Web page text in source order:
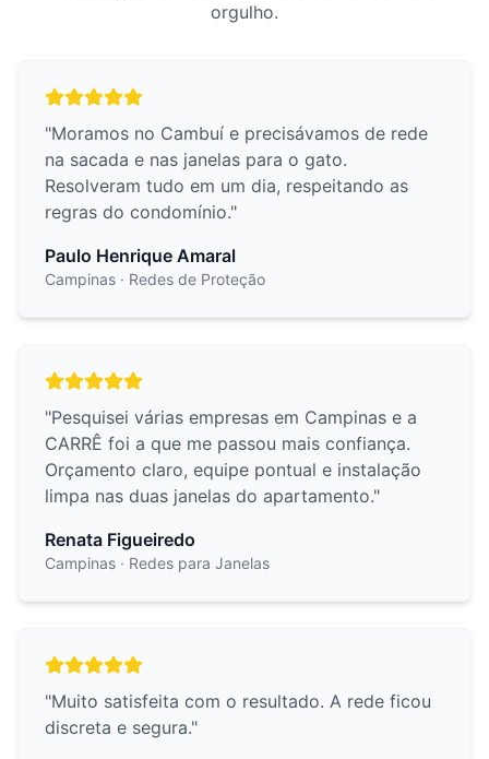
orgulho.
"Moramos no Cambuí e precisávamos de rede
na sacada e nas janelas para o gato.
Resolveram tudo em um dia, respeitando as
regras do condomínio."
Paulo Henrique Amaral
Campinas · Redes de Proteção
"Pesquisei várias empresas em Campinas e a
CARRÊ foi a que me passou mais confiança.
Orçamento claro, equipe pontual e instalação
limpa nas duas janelas do apartamento."
Renata Figueiredo
Campinas · Redes para Janelas
"Muito satisfeita com o resultado. A rede ficou
discreta e segura."